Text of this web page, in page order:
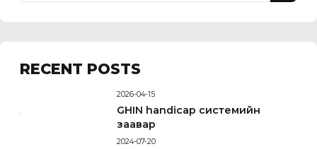
RECENT POSTS
2026-04-15
GHIN handicap системийн
заавар
2024-07-20